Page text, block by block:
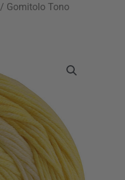
/ Gomitolo Tono